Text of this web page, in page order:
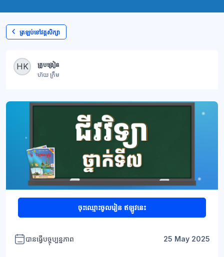
ត្រឡប់ទៅវគ្គសិក្សា
ប្លុក HK
គ្រូបង្រៀន
ហ៊យ ក្រឹម
ចុះឈ្មោះចូលរៀន ឥឡូវនេះ
បានធ្វើបច្ចុប្បន្នភាព 25 May 2025